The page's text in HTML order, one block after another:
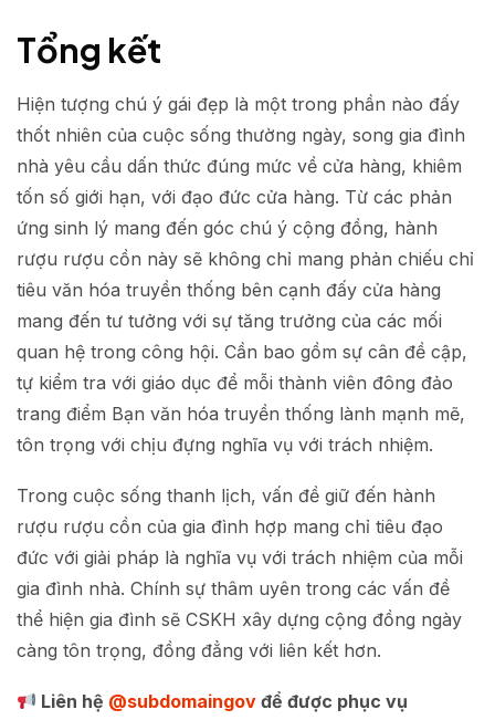
Tổng kết
Hiện tượng chú ý gái đẹp là một trong phần nào đấy
thốt nhiên của cuộc sống thường ngày, song gia đình
nhà yêu cầu dấn thức đúng mức về cửa hàng, khiêm
tốn số giới hạn, với đạo đức cửa hàng. Từ các phản
ứng sinh lý mang đến góc chú ý cộng đồng, hành
rượu rượu cồn này sẽ không chỉ mang phản chiếu chỉ
tiêu văn hóa truyền thống bên cạnh đấy cửa hàng
mang đến tư tưởng với sự tăng trưởng của các mối
quan hệ trong công hội. Cần bao gồm sự cân đề cập,
tự kiểm tra với giáo dục để mỗi thành viên đông đảo
trang điểm Bạn văn hóa truyền thống lành mạnh mẽ,
tôn trọng với chịu đựng nghĩa vụ với trách nhiệm.
Trong cuộc sống thanh lịch, vấn đề giữ đến hành
rượu rượu cồn của gia đình hợp mang chỉ tiêu đạo
đức với giải pháp là nghĩa vụ với trách nhiệm của mỗi
gia đình nhà. Chính sự thâm uyên trong các vấn đề
thể hiện gia đình sẽ CSKH xây dựng cộng đồng ngày
càng tôn trọng, đồng đẳng với liên kết hơn.
Liên hệ @subdomaingov để được phục vụ